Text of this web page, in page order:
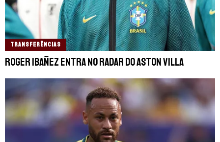
TRANSFERÊNCIAS
Roger Ibañez entra no radar do Aston Villa